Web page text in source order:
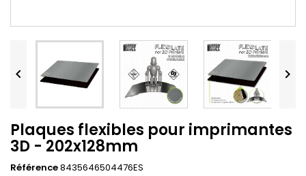
 
Plaques flexibles pour imprimantes
3D - 202x128mm
Référence8435646504476ES